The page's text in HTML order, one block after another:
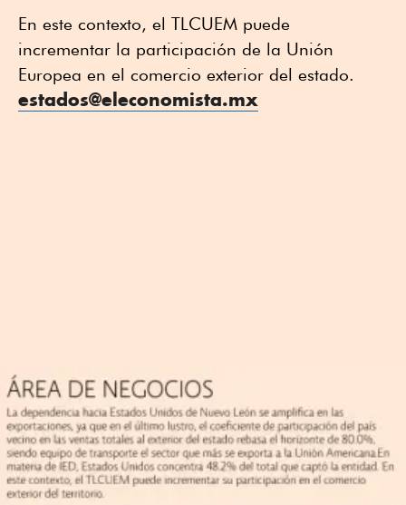
En este contexto, el TLCUEM puede
incrementar la participación de la Unión
Europea en el comercio exterior del estado.
estados@eleconomista.mx